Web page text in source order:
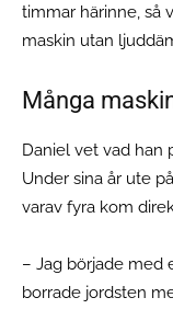
timmar härinne, så
maskin utan
Många
Daniel vet vad han
Under sina år ute
varav fyra kom
– Jag började med
borrade jordsten